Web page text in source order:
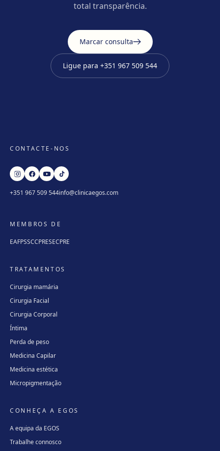
total transparência.
Marcar consulta
Ligue para +351 967 509 544
CONTACTE-NOS
+351 967 509 544info@clinicaegos.com
MEMBROS DE
EAFPSSCCPRESECPRE
TRATAMENTOS
Cirurgia mamária
Cirurgia Facial
Cirurgia Corporal
Íntima
Perda de peso
Medicina Capilar
Medicina estética
Micropigmentação
CONHEÇA A EGOS
A equipa da EGOS
Trabalhe connosco